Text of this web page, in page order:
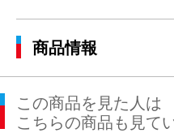
商品情報
この商品を見た人は
こちらの商品も見て